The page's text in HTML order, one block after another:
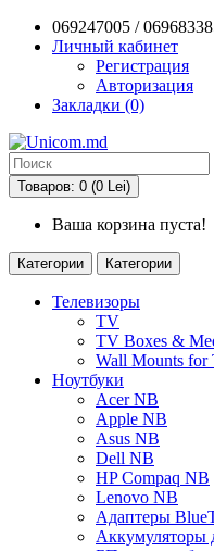
069247005 /
Личный кабинет
Регистрация
Авторизация
Закладки (0)
Товаров: 0 (0 Lei)
Ваша корзина пуста!
Категории Категории
Телевизоры
TV
TV Boxes &
Wall Mounts for
Ноутбуки
Acer NB
Apple NB
Asus NB
Dell NB
HP Compaq NB
Lenovo NB
Адаптеры
Аккумуляторы